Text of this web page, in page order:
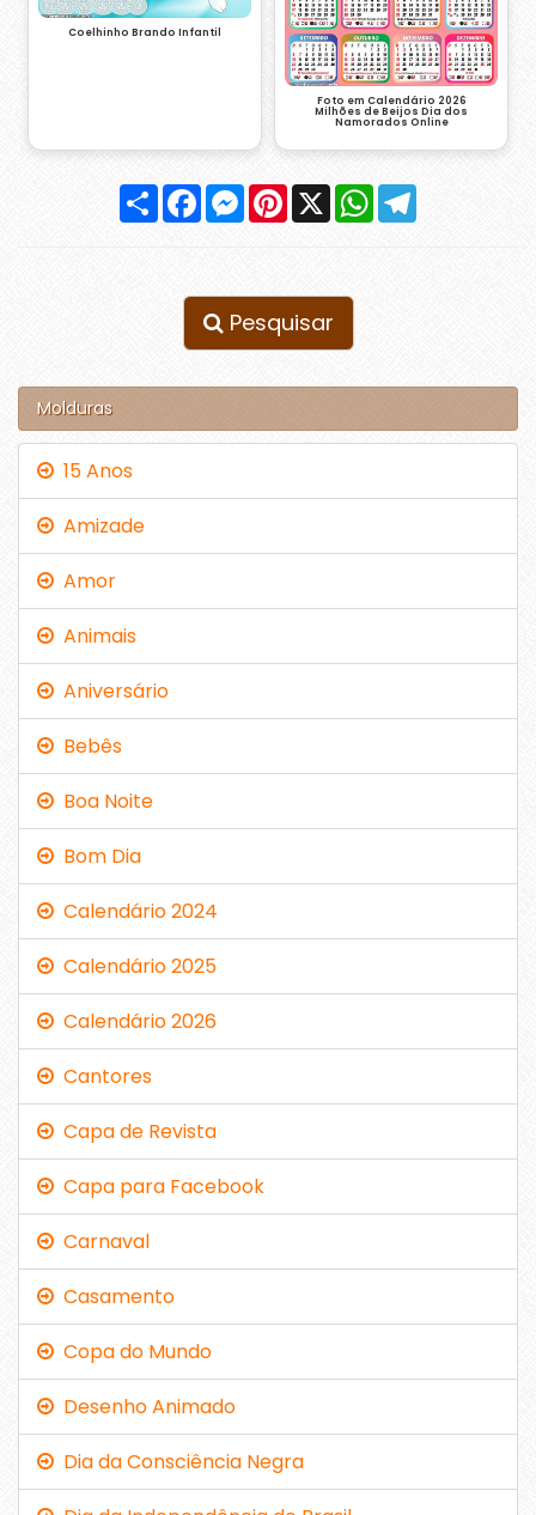
Coelhinho Brando Infantil
Foto em Calendário 2026
Milhões de Beijos Dia dos
Namorados Online
Compartilhar
FacebookMessenger
Pinterest
X WhatsApp
Pesquisar
Molduras
15 Anos
Amizade
Amor
Animais
Aniversário
Bebês
Boa Noite
Bom Dia
Calendário 2024
Calendário 2025
Calendário 2026
Cantores
Capa de Revista
Capa para Facebook
Carnaval
Casamento
Copa do Mundo
Desenho Animado
Dia da Consciência Negra